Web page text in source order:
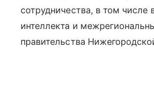
сотрудничества, в том числе
интеллекта и
правительства